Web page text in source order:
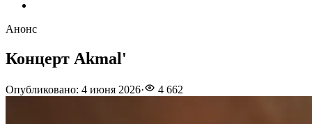
Анонс
Концерт Akmal'
Опубликовано: 4 июня 2026· 4 662